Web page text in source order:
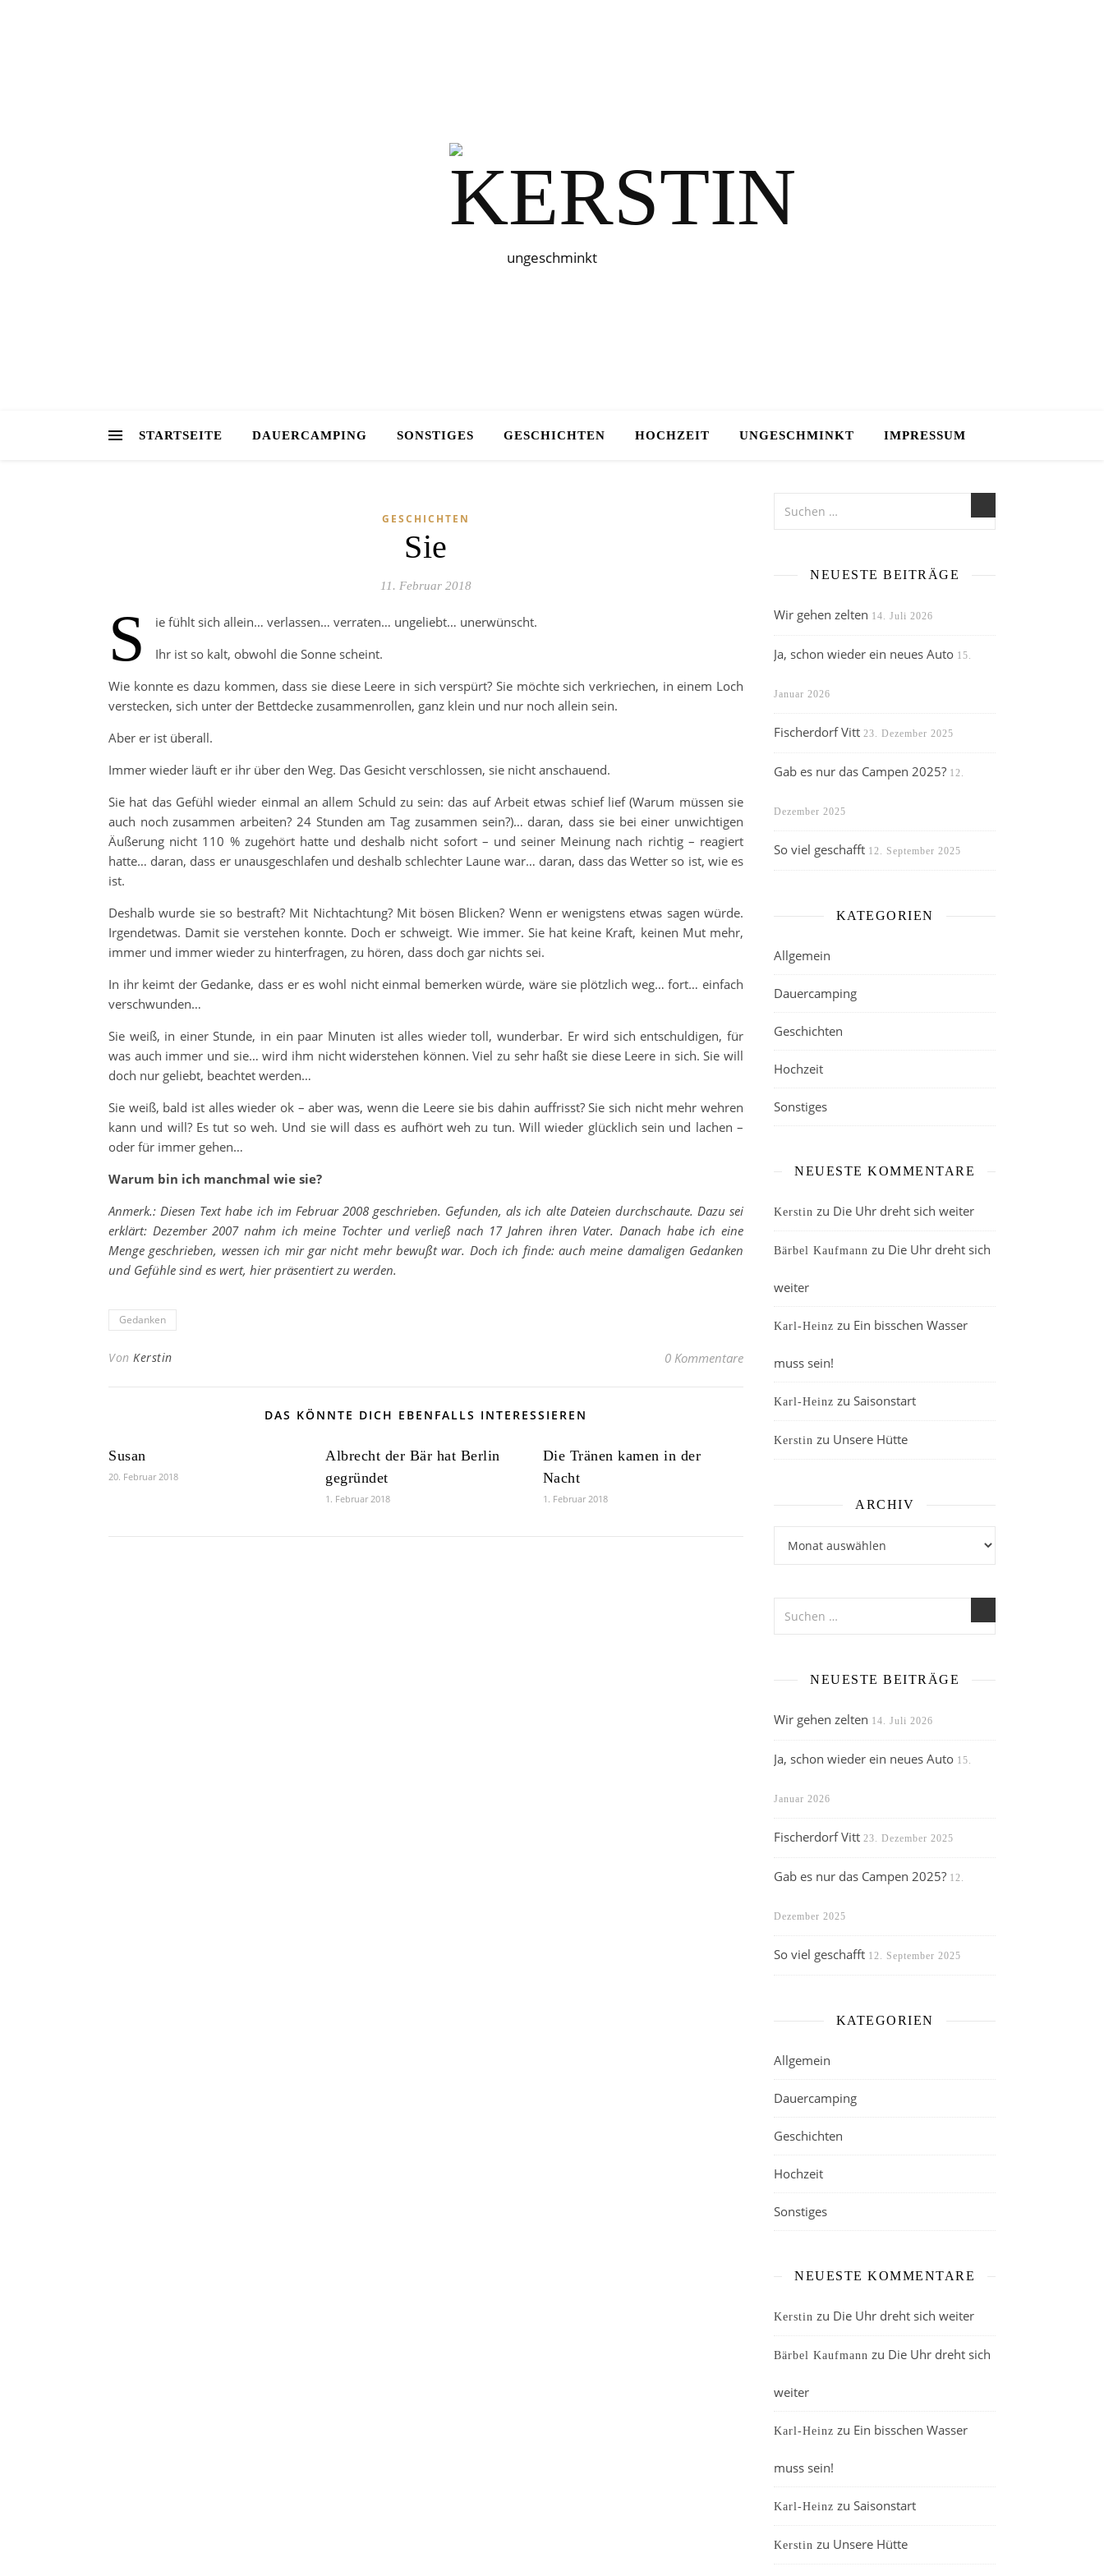
ungeschminkt
STARTSEITE DAUERCAMPING SONSTIGES GESCHICHTEN HOCHZEIT UNGESCHMINKT IMPRESSUM
GESCHICHTEN
Sie
11. Februar 2018
S
ie fühlt sich allein… verlassen… verraten… ungeliebt… unerwünscht.
Ihr ist so kalt, obwohl die Sonne scheint.
Wie konnte es dazu kommen, dass sie diese Leere in sich verspürt? Sie möchte sich verkriechen, in einem Loch
verstecken, sich unter der Bettdecke zusammenrollen, ganz klein und nur noch allein sein.
Aber er ist überall.
Immer wieder läuft er ihr über den Weg. Das Gesicht verschlossen, sie nicht anschauend.
Sie hat das Gefühl wieder einmal an allem Schuld zu sein: das auf Arbeit etwas schief lief (Warum müssen sie
auch noch zusammen arbeiten? 24 Stunden am Tag zusammen sein?)… daran, dass sie bei einer unwichtigen
Äußerung nicht 110 % zugehört hatte und deshalb nicht sofort – und seiner Meinung nach richtig – reagiert
hatte… daran, dass er unausgeschlafen und deshalb schlechter Laune war… daran, dass das Wetter so ist, wie es
ist.
Deshalb wurde sie so bestraft? Mit Nichtachtung? Mit bösen Blicken? Wenn er wenigstens etwas sagen würde.
Irgendetwas. Damit sie verstehen konnte. Doch er schweigt. Wie immer. Sie hat keine Kraft, keinen Mut mehr,
immer und immer wieder zu hinterfragen, zu hören, dass doch gar nichts sei.
In ihr keimt der Gedanke, dass er es wohl nicht einmal bemerken würde, wäre sie plötzlich weg… fort… einfach
verschwunden…
Sie weiß, in einer Stunde, in ein paar Minuten ist alles wieder toll, wunderbar. Er wird sich entschuldigen, für
was auch immer und sie… wird ihm nicht widerstehen können. Viel zu sehr haßt sie diese Leere in sich. Sie will
doch nur geliebt, beachtet werden…
Sie weiß, bald ist alles wieder ok – aber was, wenn die Leere sie bis dahin auffrisst? Sie sich nicht mehr wehren
kann und will? Es tut so weh. Und sie will dass es aufhört weh zu tun. Will wieder glücklich sein und lachen –
oder für immer gehen…
Warum bin ich manchmal wie sie?
Anmerk.: Diesen Text habe ich im Februar 2008 geschrieben. Gefunden, als ich alte Dateien durchschaute. Dazu sei
erklärt: Dezember 2007 nahm ich meine Tochter und verließ nach 17 Jahren ihren Vater. Danach habe ich eine
Menge geschrieben, wessen ich mir gar nicht mehr bewußt war. Doch ich finde: auch meine damaligen Gedanken
und Gefühle sind es wert, hier präsentiert zu werden.
Gedanken
Von Kerstin 0 Kommentare
DAS KÖNNTE DICH EBENFALLS INTERESSIEREN
Susan
20. Februar 2018
Albrecht der Bär hat Berlin
gegründet
1. Februar 2018
Die Tränen kamen in der
Nacht
1. Februar 2018
NEUESTE BEITRÄGE
Wir gehen zelten 14. Juli 2026
Ja, schon wieder ein neues Auto 15.
Januar 2026
Fischerdorf Vitt 23. Dezember 2025
Gab es nur das Campen 2025? 12.
Dezember 2025
So viel geschafft 12. September 2025
KATEGORIEN
Allgemein
Dauercamping
Geschichten
Hochzeit
Sonstiges
NEUESTE KOMMENTARE
Kerstin zu Die Uhr dreht sich weiter
Bärbel Kaufmann zu Die Uhr dreht sich
weiter
Karl-Heinz zu Ein bisschen Wasser
muss sein!
Karl-Heinz zu Saisonstart
Kerstin zu Unsere Hütte
ARCHIV
NEUESTE BEITRÄGE
Wir gehen zelten 14. Juli 2026
Ja, schon wieder ein neues Auto 15.
Januar 2026
Fischerdorf Vitt 23. Dezember 2025
Gab es nur das Campen 2025? 12.
Dezember 2025
So viel geschafft 12. September 2025
KATEGORIEN
Allgemein
Dauercamping
Geschichten
Hochzeit
Sonstiges
NEUESTE KOMMENTARE
Kerstin zu Die Uhr dreht sich weiter
Bärbel Kaufmann zu Die Uhr dreht sich
weiter
Karl-Heinz zu Ein bisschen Wasser
muss sein!
Karl-Heinz zu Saisonstart
Kerstin zu Unsere Hütte